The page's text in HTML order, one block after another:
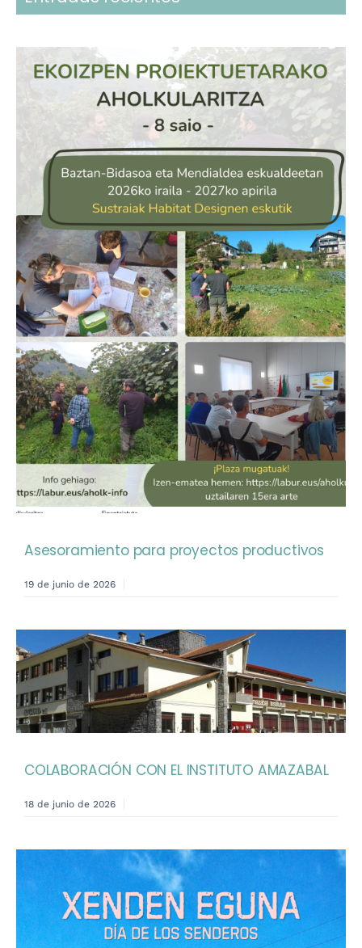
Asesoramiento para proyectos productivos
19 de junio de 2026
COLABORACIÓN CON EL INSTITUTO AMAZABAL
18 de junio de 2026